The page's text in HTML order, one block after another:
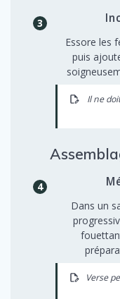
Essore les
puis
Il ne
Dans un
Verse